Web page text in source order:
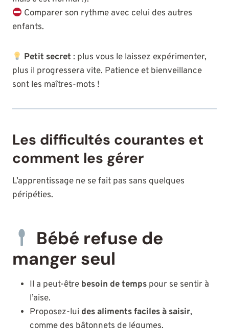
Comparer son rythme avec celui des autres
enfants.
Petit secret : plus vous le laissez expérimenter,
plus il progressera vite. Patience et bienveillance
sont les maîtres-mots !
Les difficultés courantes et
comment les gérer
L’apprentissage ne se fait pas sans quelques
péripéties.
Bébé refuse de
manger seul
Il a peut-être besoin de temps pour se sentir à
l’aise.
Proposez-lui des aliments faciles à saisir,